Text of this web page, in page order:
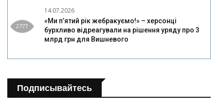
2777
14.07.2026
«Ми п’ятий рік жебракуємо!» – херсонці
бурхливо відреагували на рішення уряду про 3
млрд грн для Вишневого
Подписывайтесь